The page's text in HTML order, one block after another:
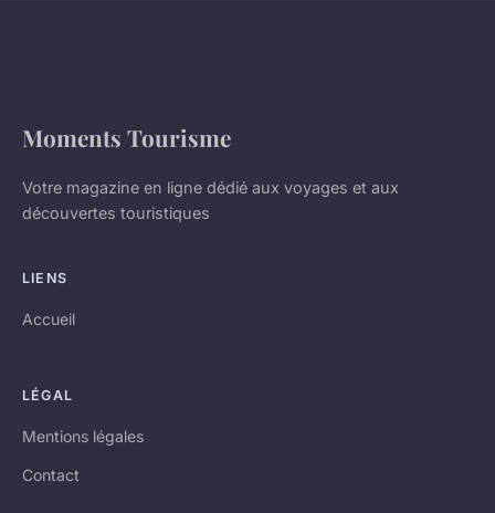
Moments Tourisme
Votre magazine en ligne dédié aux voyages et aux
découvertes touristiques
LIENS
Accueil
LÉGAL
Mentions légales
Contact